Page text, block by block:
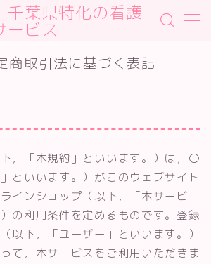
千葉県特化の看護
ービス
ー
引法に基づく表記
ページ
商取引法に基づく表記
，「本規約」といいます。）は，〇
といいます。）がこのウェブサイト
インショップ（以下，「本サービ
の利用条件を定めるものです。登録
以下，「ユーザー」といいます。）
て，本サービスをご利用いただきま